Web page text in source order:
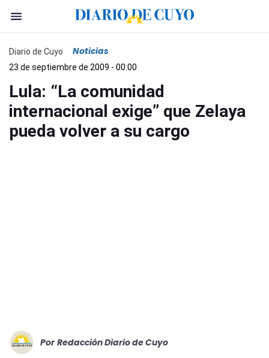
Diario de Cuyo Noticias
23 de septiembre de 2009 - 00:00
Lula: “La comunidad
internacional exige” que Zelaya
pueda volver a su cargo
Por Redacción Diario de Cuyo